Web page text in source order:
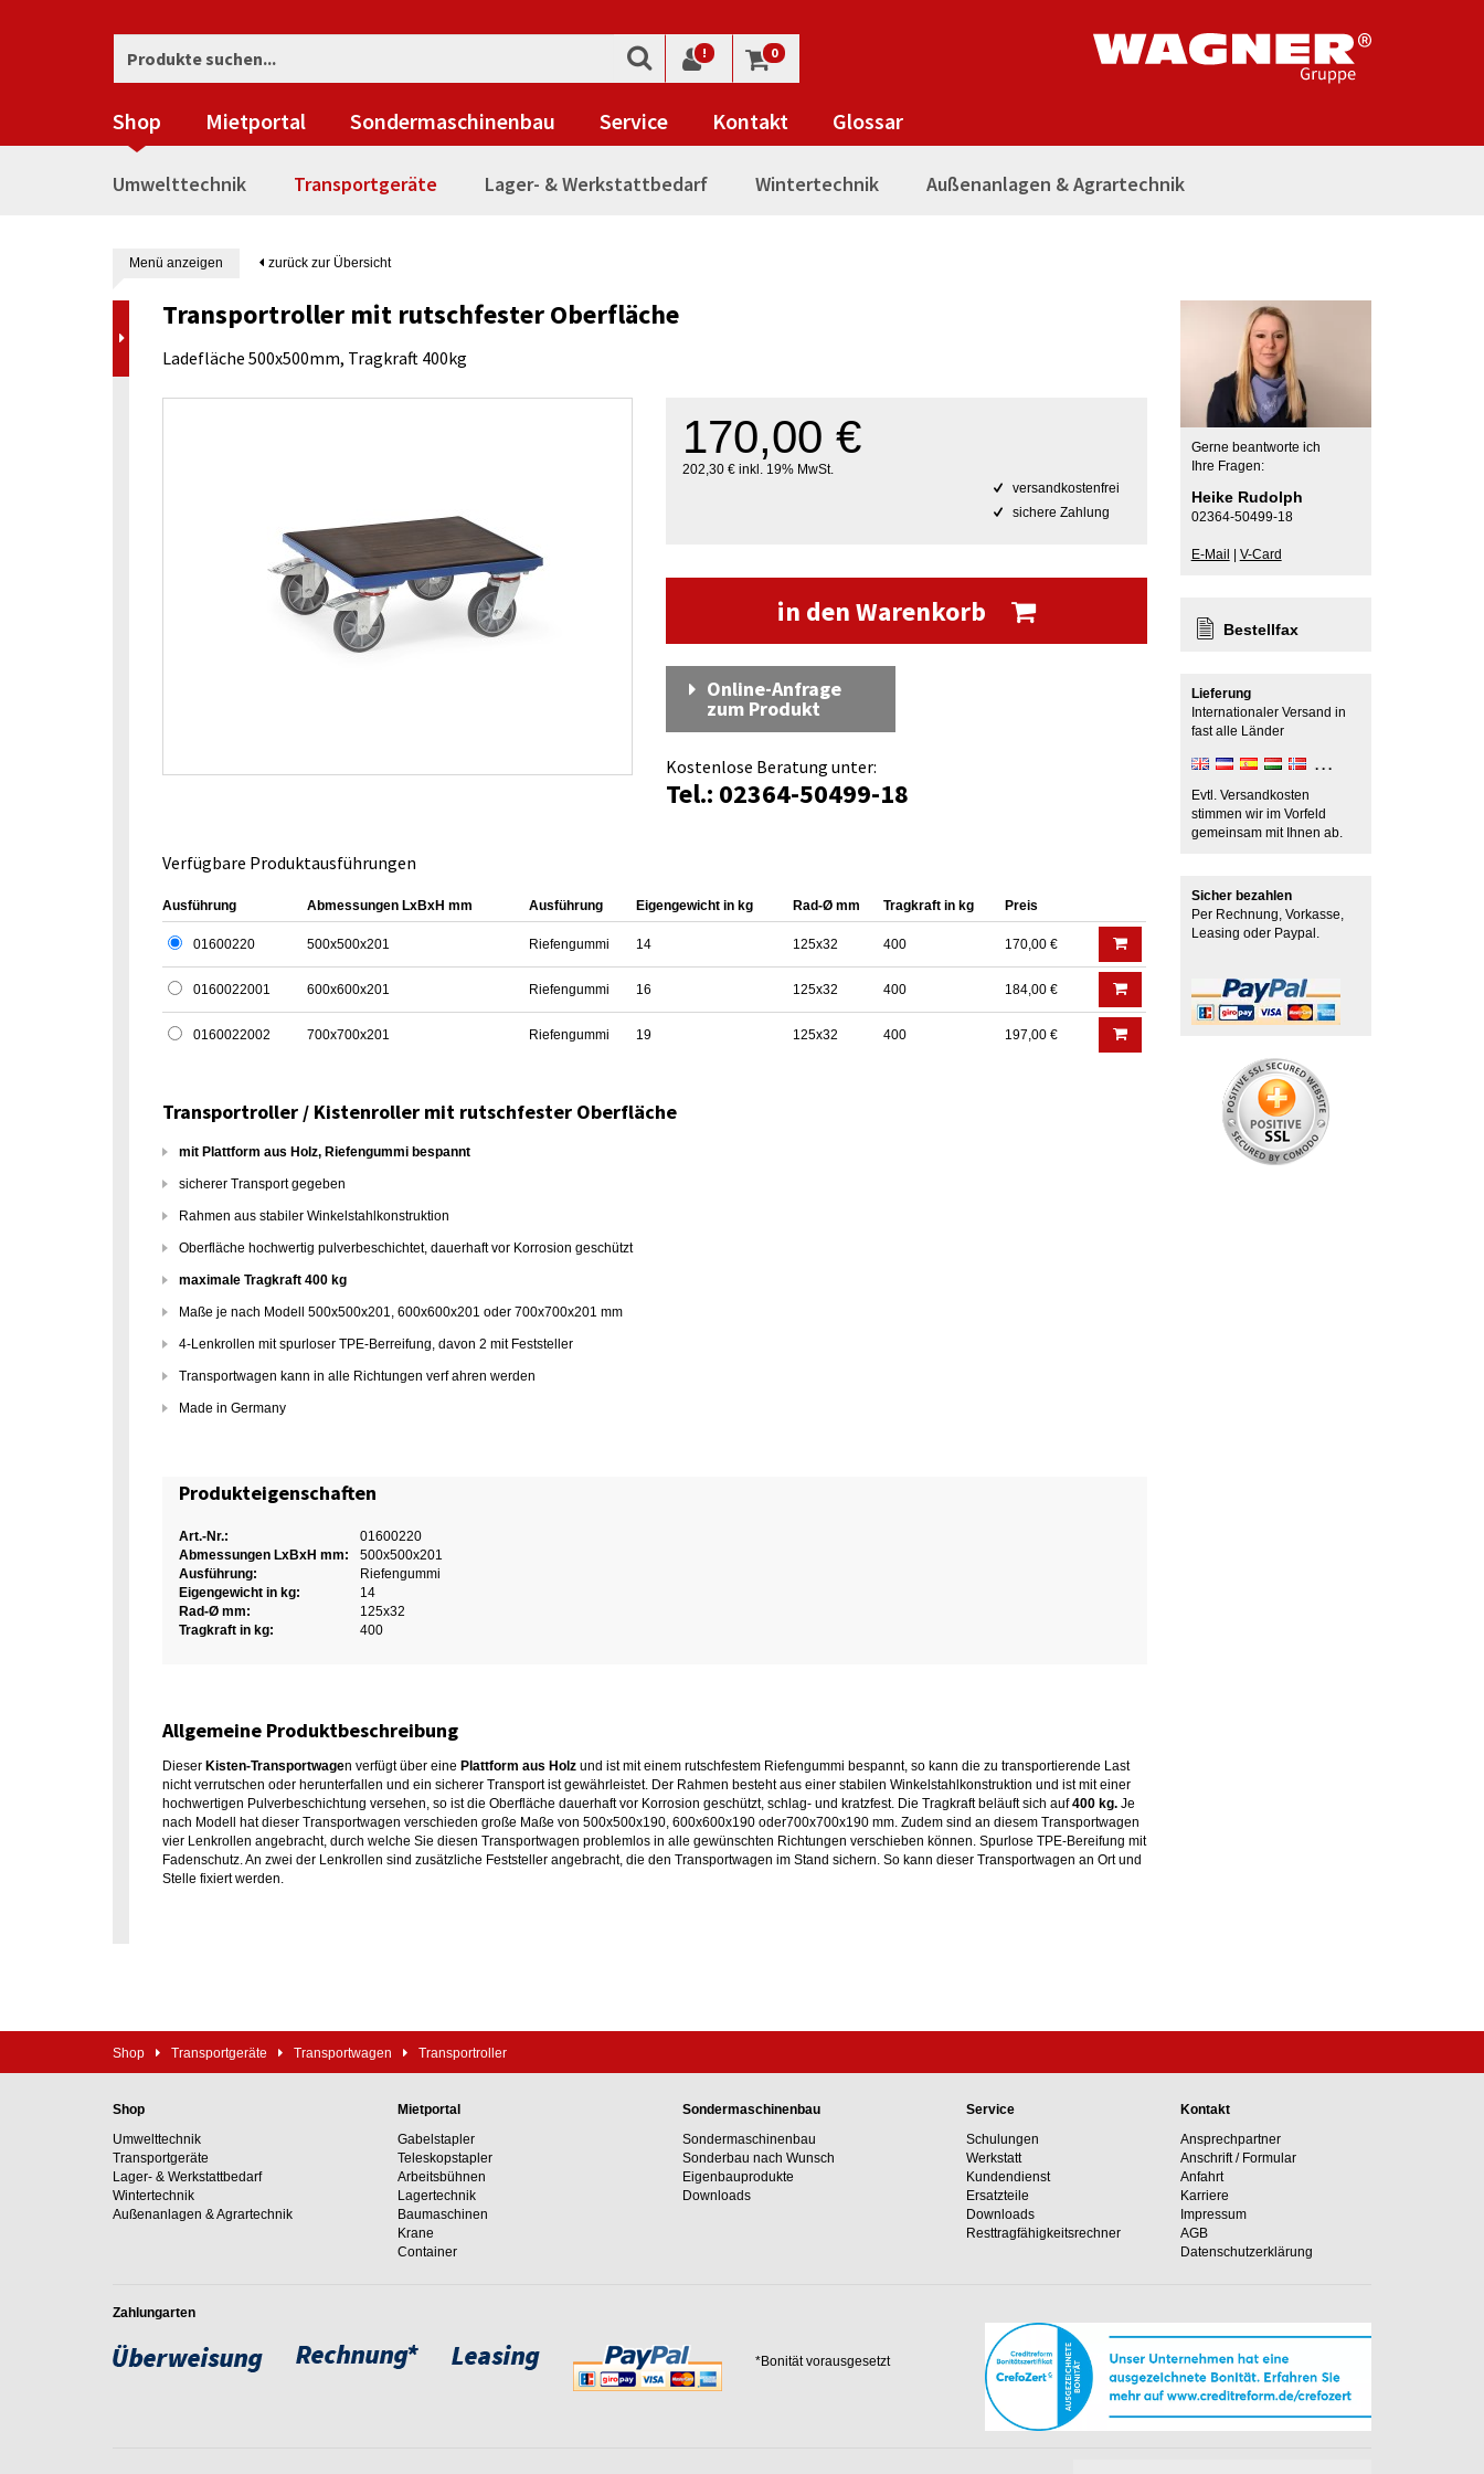
! 0
Shop Mietportal Sondermaschinenbau Service Kontakt Glossar
Umwelttechnik Transportgeräte Lager- & Werkstattbedarf Wintertechnik Außenanlagen & Agrartechnik
Menü anzeigen zurück zur Übersicht
Transportroller mit rutschfester Oberfläche
Ladefläche 500x500mm, Tragkraft 400kg
170,00 €
202,30 € inkl. 19% MwSt.
versandkostenfrei
sichere Zahlung
in den Warenkorb
Online-Anfrage
zum Produkt
Kostenlose Beratung unter:
Tel.: 02364-50499-18
Verfügbare Produktausführungen
Ausführung Abmessungen LxBxH mm Ausführung Eigengewicht in kg Rad-Ø mm Tragkraft in kg Preis
01600220 500x500x201 Riefengummi 14 125x32 400 170,00 €
0160022001 600x600x201 Riefengummi 16 125x32 400 184,00 €
0160022002 700x700x201 Riefengummi 19 125x32 400 197,00 €
Transportroller / Kistenroller mit rutschfester Oberfläche
mit Plattform aus Holz, Riefengummi bespannt
sicherer Transport gegeben
Rahmen aus stabiler Winkelstahlkonstruktion
Oberfläche hochwertig pulverbeschichtet, dauerhaft vor Korrosion geschützt
maximale Tragkraft 400 kg
Maße je nach Modell 500x500x201, 600x600x201 oder 700x700x201 mm
4-Lenkrollen mit spurloser TPE-Berreifung, davon 2 mit Feststeller
Transportwagen kann in alle Richtungen verf ahren werden
Made in Germany
Produkteigenschaften
Art.-Nr.:
01600220
Abmessungen LxBxH mm:
500x500x201
Ausführung:
Riefengummi
Eigengewicht in kg:
14
Rad-Ø mm:
125x32
Tragkraft in kg:
400
Allgemeine Produktbeschreibung
Dieser Kisten-Transportwagen verfügt über eine Plattform aus Holz und ist mit einem rutschfestem Riefengummi bespannt, so kann die zu transportierende Last
nicht verrutschen oder herunterfallen und ein sicherer Transport ist gewährleistet. Der Rahmen besteht aus einer stabilen Winkelstahlkonstruktion und ist mit einer
hochwertigen Pulverbeschichtung versehen, so ist die Oberfläche dauerhaft vor Korrosion geschützt, schlag- und kratzfest. Die Tragkraft beläuft sich auf400 kg. Je
nach Modell hat dieser Transportwagen verschieden große Maße von 500x500x190, 600x600x190 oder700x700x190 mm. Zudem sind an diesem Transportwagen
vier Lenkrollen angebracht, durch welche Sie diesen Transportwagen problemlos in alle gewünschten Richtungen verschieben können. Spurlose TPE-Bereifung mit
Fadenschutz. An zwei der Lenkrollen sind zusätzliche Feststeller angebracht, die den Transportwagen im Stand sichern. So kann dieser Transportwagen an Ort und
Stelle fixiert werden.
Gerne beantworte ich
Ihre Fragen:
Heike Rudolph
02364-50499-18
E-Mail V-Card
Bestellfax
Lieferung
Internationaler Versand in
fast alle Länder
Evtl. Versandkosten
stimmen wir im Vorfeld
gemeinsam mit Ihnen ab.
Sicher bezahlen
Per Rechnung, Vorkasse,
Leasing oder Paypal.
Shop Transportgeräte Transportwagen Transportroller
Shop
Umwelttechnik
Transportgeräte
Lager- & Werkstattbedarf
Wintertechnik
Außenanlagen & Agrartechnik
Mietportal
Gabelstapler
Teleskopstapler
Arbeitsbühnen
Lagertechnik
Baumaschinen
Krane
Container
Sondermaschinenbau
Sondermaschinenbau
Sonderbau nach Wunsch
Eigenbauprodukte
Downloads
Service
Schulungen
Werkstatt
Kundendienst
Ersatzteile
Downloads
Resttragfähig­keits­rechner
Kontakt
Ansprechpartner
Anschrift / Formular
Anfahrt
Karriere
Impressum
AGB
Datenschutzerklärung
Zahlungarten
*Bonität vorausgesetzt